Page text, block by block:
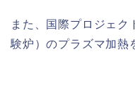
また、国際プロジェ
験炉）のプラズマ加熱